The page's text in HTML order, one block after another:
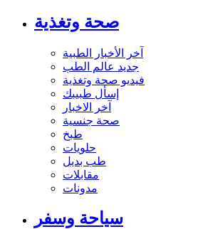
صحة وتغذية
آخر الأخبار الطبية
جديد عالم الطب
فيديو صحة وتغذية
إسأل طبيبك
آخر الاخبار
صحة جنسية
طبخ
حلويات
طب بديل
مقابلات
مدونات
سياحة وسفر